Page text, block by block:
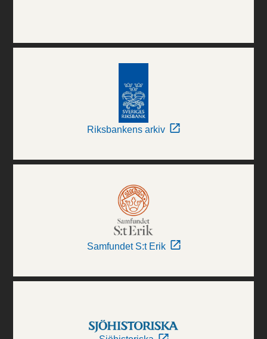
Riksbankens arkiv
Samfundet S:t Erik